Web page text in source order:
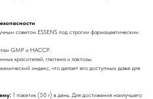
советом ESSENS под строгим фармацевтическим
GMP и HACCP.
красителей, глютена и лактозы.
индекс, что делает его доступным даже для
1 пакетик (50 г) в день. Для достижения наилучшего